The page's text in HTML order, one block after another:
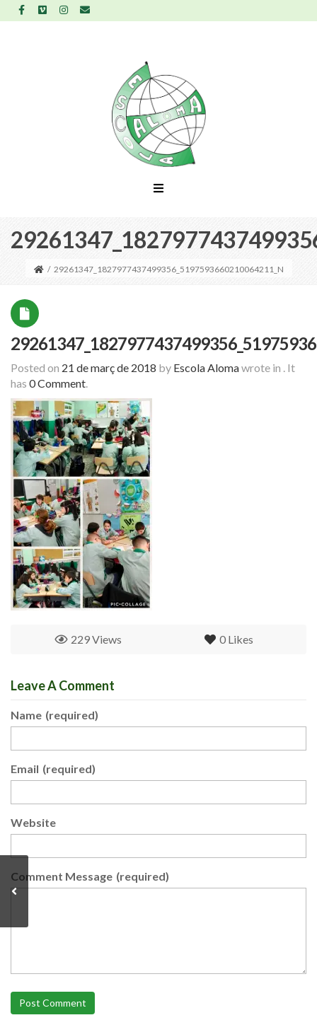
/ 29261347_1827977437499356_5197593660210064211_N
Posted on 21 de març de 2018 by Escola Alomawrote in . It
has 0 Comment.
0 Likes
229 Views
Leave A Comment
Name (required)
Email (required)
Website
Comment Message (required)
Post Comment